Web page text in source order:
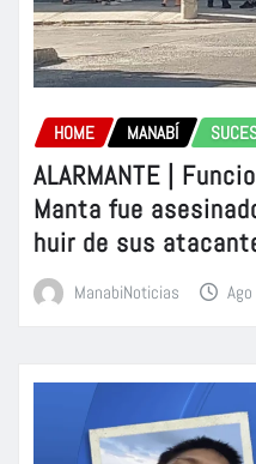
HOME MANABÍ
ALARMANTE |
Manta fue
huir de sus
ManabiNoticias